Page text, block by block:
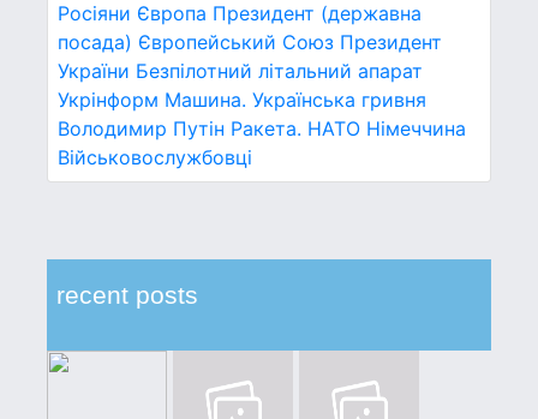
Росіяни Європа Президент (державна
посада) Європейський Союз Президент
України Безпілотний літальний апарат
Укрінформ Машина. Українська гривня
Володимир Путін Ракета. НАТО Німеччина
Військовослужбовці
recent posts